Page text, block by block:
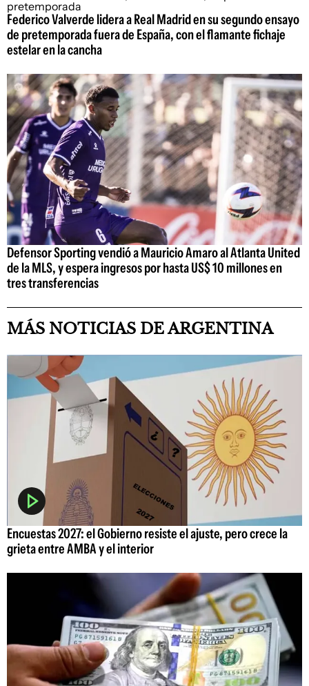
Federico Valverde lidera a Real Madrid en su segundo ensayo
de pretemporada fuera de España, con el flamante fichaje
estelar en la cancha
Defensor Sporting vendió a Mauricio Amaro al Atlanta United
de la MLS, y espera ingresos por hasta US$ 10 millones en
tres transferencias
MÁS NOTICIAS DE ARGENTINA
Encuestas 2027: el Gobierno resiste el ajuste, pero crece la
grieta entre AMBA y el interior